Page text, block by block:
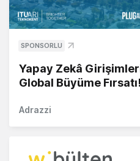
SPONSORLU
Yapay Zekâ
Global Büyüme Fırsatı!
Adrazzi